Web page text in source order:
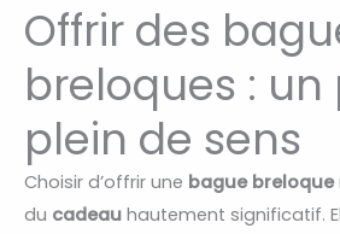
Offrir des
breloques :
plein de sens
Choisir d’offrir une bague breloque
du cadeau hautement significatif.